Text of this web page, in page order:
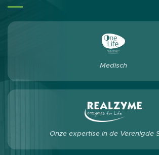
Medisch
Onze expertise in de Verenigde